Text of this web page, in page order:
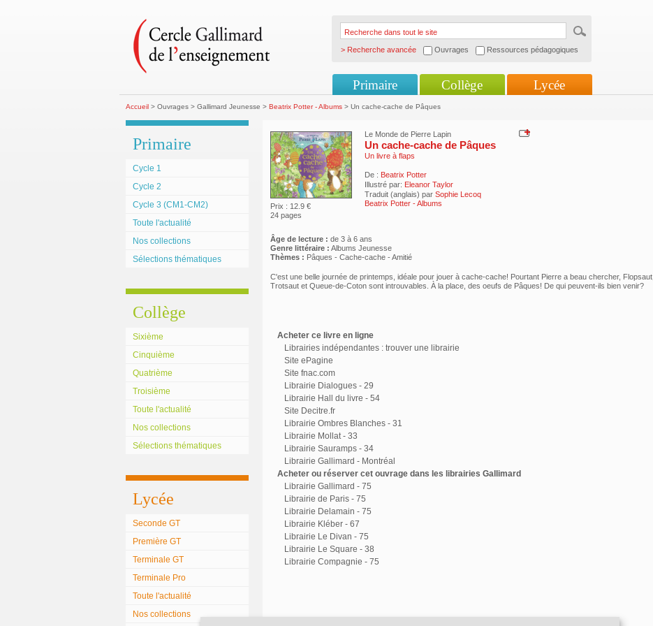
> Recherche avancée Ouvrages Ressources pédagogiques
Primaire Collège Lycée
Accueil> Ouvrages > Gallimard Jeunesse > Beatrix Potter - Albums> Un cache-cache de Pâques
Primaire
Cycle 1
Cycle 2
Cycle 3 (CM1-CM2)
Toute l'actualité
Nos collections
Sélections thématiques
Collège
Sixième
Cinquième
Quatrième
Troisième
Toute l'actualité
Nos collections
Sélections thématiques
Lycée
Seconde GT
Première GT
Terminale GT
Terminale Pro
Toute l'actualité
Nos collections
Prix : 12.9 €
24 pages
Le Monde de Pierre Lapin
Un cache-cache de Pâques
Un livre à flaps
De : Beatrix Potter
Illustré par: Eleanor Taylor
Traduit (anglais) par Sophie Lecoq
Beatrix Potter - Albums
Âge de lecture : de 3 à 6 ans
Genre littéraire : Albums Jeunesse
Thèmes : Pâques - Cache-cache - Amitié
C'est une belle journée de printemps, idéale pour jouer à cache-cache! Pourtant Pierre a beau chercher, Flopsaut,
Trotsaut et Queue-de-Coton sont introuvables. À la place, des oeufs de Pâques! De qui peuvent-ils bien venir?
Acheter ce livre en ligne
Librairies indépendantes : trouver une librairie
Site ePagine
Site fnac.com
Librairie Dialogues - 29
Librairie Hall du livre - 54
Site Decitre.fr
Librairie Ombres Blanches - 31
Librairie Mollat - 33
Librairie Sauramps - 34
Librairie Gallimard - Montréal
Acheter ou réserver cet ouvrage dans les librairies Gallimard
Librairie Gallimard - 75
Librairie de Paris - 75
Librairie Delamain - 75
Librairie Kléber - 67
Librairie Le Divan - 75
Librairie Le Square - 38
Librairie Compagnie - 75